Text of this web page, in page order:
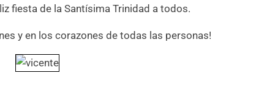
fiesta de la Santísima Trinidad a todos.
y en los corazones de todas las personas!